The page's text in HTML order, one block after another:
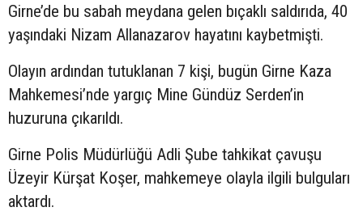
Girne’de bu sabah meydana gelen bıçaklı saldırıda, 40
yaşındaki Nizam Allanazarov hayatını kaybetmişti.
Olayın ardından tutuklanan 7 kişi, bugün Girne Kaza
Mahkemesi’nde yargıç Mine Gündüz Serden’in
huzuruna çıkarıldı.
Girne Polis Müdürlüğü Adli Şube tahkikat çavuşu
Üzeyir Kürşat Koşer, mahkemeye olayla ilgili bulguları
aktardı.